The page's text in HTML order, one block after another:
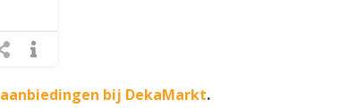
aanbiedingen bij DekaMarkt.